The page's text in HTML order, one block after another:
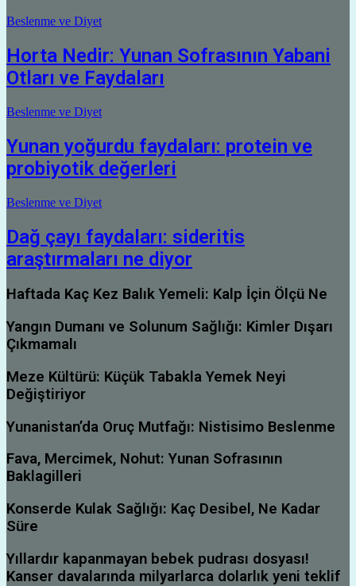
Beslenme ve Diyet
Horta Nedir: Yunan Sofrasının Yabani
Otları ve Faydaları
Beslenme ve Diyet
Yunan yoğurdu faydaları: protein ve
probiyotik değerleri
Beslenme ve Diyet
Dağ çayı faydaları: sideritis
araştırmaları ne diyor
Haftada Kaç Kez Balık Yemeli: Kalp İçin Ölçü Ne
Yangın Dumanı ve Solunum Sağlığı: Kimler Dışarı
Çıkmamalı
Meze Kültürü: Küçük Tabakla Yemek Neyi
Değiştiriyor
Yunanistan’da Oruç Mutfağı: Nistisimo Beslenme
Fava, Mercimek, Nohut: Yunan Sofrasının
Baklagilleri
Konserde Kulak Sağlığı: Kaç Desibel, Ne Kadar
Süre
Yıllardır kapanmayan bebek pudrası dosyası!
Kanser davalarında milyarlarca dolarlık yeni teklif